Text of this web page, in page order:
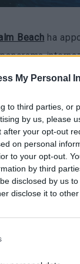
My Personal
to third parties, or
by us, please
your opt-out
on personal
to your opt-out.
by third
disclosed by us
disclose it to other
Beach ha
Nuova
un
storia
che il
Richards
, che ha
è stato
nello